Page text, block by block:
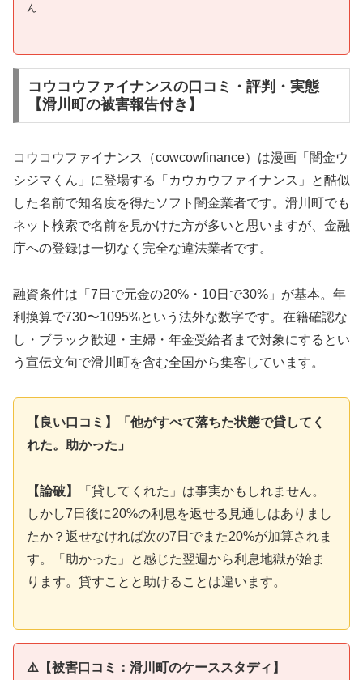
ん
コウコウファイナンスの口コミ・評判・実態
【滑川町の被害報告付き】
コウコウファイナンス（cowcowfinance）は漫画「闇金ウ
シジマくん」に登場する「カウカウファイナンス」と酷似
した名前で知名度を得たソフト闇金業者です。滑川町でも
ネット検索で名前を見かけた方が多いと思いますが、金融
庁への登録は一切なく完全な違法業者です。
融資条件は「7日で元金の20%・10日で30%」が基本。年
利換算で730〜1095%という法外な数字です。在籍確認な
し・ブラック歓迎・主婦・年金受給者まで対象にするとい
う宣伝文句で滑川町を含む全国から集客しています。
【良い口コミ】「他がすべて落ちた状態で貸してく
れた。助かった」
【論破】
「貸してくれた」は事実かもしれません。
しかし7日後に20%の利息を返せる見通しはありまし
たか？返せなければ次の7日でまた20%が加算されま
す。「助かった」と感じた翌週から利息地獄が始ま
ります。貸すことと助けることは違います。
⚠️【被害口コミ：滑川町のケーススタディ】